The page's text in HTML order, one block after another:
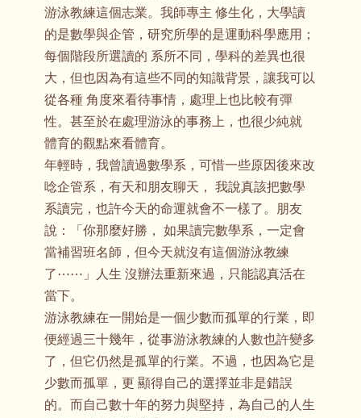
游泳教練這個志業。我師專主 修生化，大學讀
的是數學與企管，研究所學的是運動科學應用；
每個階段所選讀的 系所不同，學科的差異也很
大，但也因為有這些不同的知識背景，讓我可以
從各種 角度來看待事情，處理上也比較有彈
性。甚至於在處理游泳的事務上，也很少純就
體育的觀點來看體育。
年輕時，我曾讀過數學系，可惜一些原因後來改
唸企管系，有天和朋友聊天， 我說真該把數學
系讀完，也許今天的命運就會不一樣了。朋友
說：「你那麼好勝， 如果讀完數學系，一定會
當補習班名師，但今天就沒有這個游泳教練
了⋯⋯」人生 沒辦法重新來過，只能認真活在
當下。
游泳教練在一開始是一個少數而孤單的行業，即
便經過三十幾年，從事游泳教練的人數也許變多
了，但它仍然是孤單的行業。不過，也因為它是
少數而孤單，更 顯得自己的選擇並非是錯誤
的。而自己數十年的努力與堅持，為自己的人生